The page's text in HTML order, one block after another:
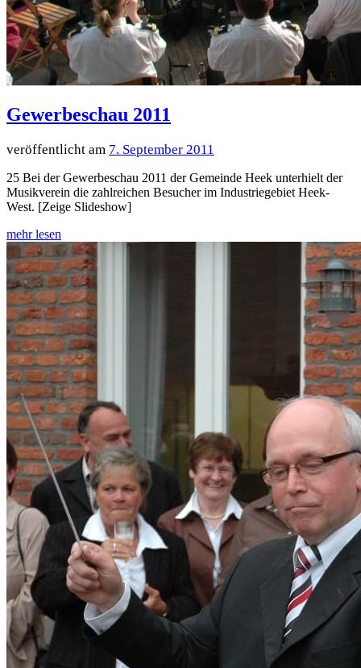
Gewerbeschau 2011
7. September 2011
25 Bei der Gewerbeschau 2011 der Gemeinde Heek unterhielt der
Musikverein die zahlreichen Besucher im Industriegebiet Heek-
West. [Zeige Slideshow]